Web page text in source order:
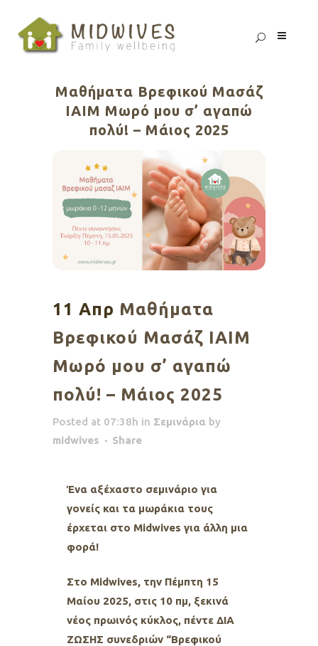
Μαθήματα Βρεφικού Μασάζ
ΙΑΙΜ Μωρό μου σ’ αγαπώ
πολύ! – Μάιος 2025
11 Απρ Μαθήματα
Βρεφικού Μασάζ ΙΑΙΜ
Μωρό μου σ’ αγαπώ
πολύ! – Μάιος 2025
Posted at 07:38h in Σεμινάρια by
midwives
Share
Ένα αξέχαστο σεμινάριο για
γονείς και τα μωράκια τους
έρχεται στο Midwives για άλλη μια
φορά!
Στο Μidwives, την Πέμπτη 15
Μαίου 2025, στις 10 πμ, ξεκινά
νέος πρωινός κύκλος, πέντε ΔΙΑ
ΖΩΣΗΣ συνεδριών “Βρεφικού